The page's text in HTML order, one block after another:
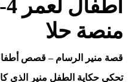
منصة حلا
قصة منير الرسام – قصص
تحكي حكاية الطفل منير الذي